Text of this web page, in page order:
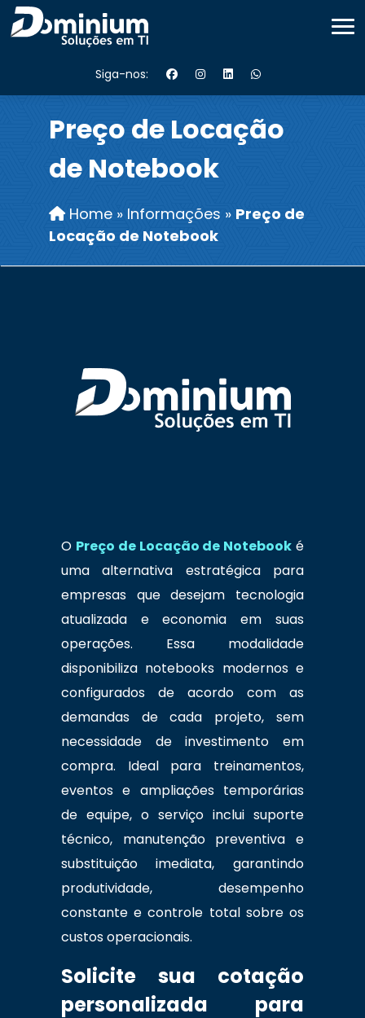
Siga-nos:
Preço de Locação
de Notebook
Home» Informações » Preço de
Locação de Notebook
O Preço de Locação de Notebook é
uma alternativa estratégica para
empresas que desejam tecnologia
atualizada e economia em suas
operações. Essa modalidade
disponibiliza notebooks modernos e
configurados de acordo com as
demandas de cada projeto, sem
necessidade de investimento em
compra. Ideal para treinamentos,
eventos e ampliações temporárias
de equipe, o serviço inclui suporte
técnico, manutenção preventiva e
substituição imediata, garantindo
produtividade, desempenho
constante e controle total sobre os
custos operacionais.
Solicite sua cotação
personalizada para